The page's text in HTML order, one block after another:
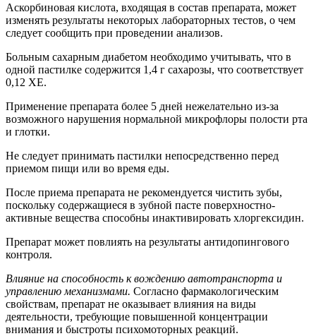
Аскорбиновая кислота, входящая в состав препарата, может
изменять результаты некоторых лабораторных тестов, о чем
следует сообщить при проведении анализов.
Больным сахарным диабетом необходимо учитывать, что в
одной пастилке содержится 1,4 г сахарозы, что соответствует
0,12 ХЕ.
Применение препарата более 5 дней нежелательно из-за
возможного нарушения нормальной микрофлоры полости рта
и глотки.
Не следует принимать пастилки непосредственно перед
приемом пищи или во время еды.
После приема препарата не рекомендуется чистить зубы,
поскольку содержащиеся в зубной пасте поверхностно-
активные вещества способны инактивировать хлоргексидин.
Препарат может повлиять на результаты антидопингового
контроля.
Влияние на способность к вождению автотранспорта и
управлению механизмами. Согласно фармакологическим
свойствам, препарат не оказывает влияния на виды
деятельности, требующие повышенной концентрации
внимания и быстроты психомоторных реакций.